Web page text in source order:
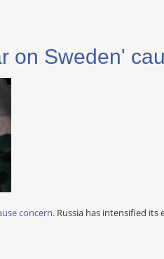
on Sweden'
concern. Russia has intensified its